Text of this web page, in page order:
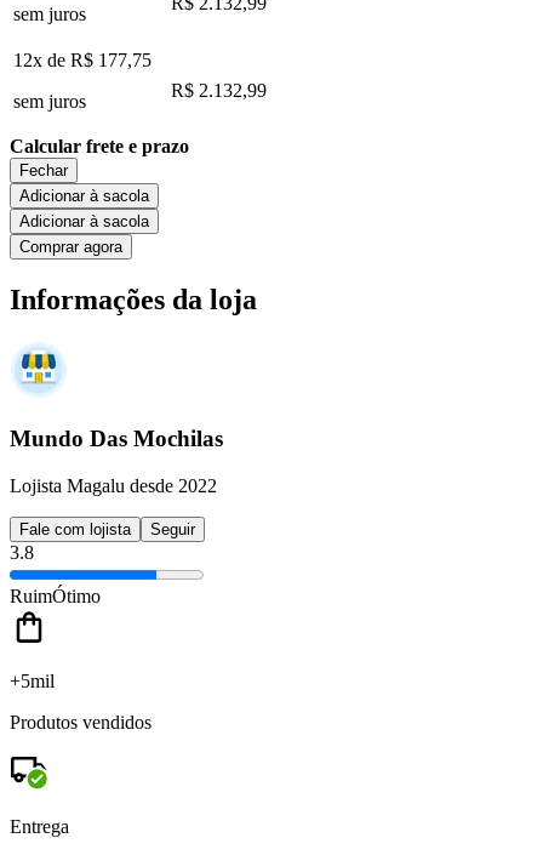
sem juros
12x de R$ 177,75
sem juros
R$ 2.132,99
Calcular frete e prazo
Fechar
Adicionar à sacola
Adicionar à sacola
Comprar agora
Informações da loja
Mundo Das Mochilas
Lojista Magalu desde 2022
Fale com lojista Seguir
3.8
RuimÓtimo
+5mil
Produtos vendidos
Entrega